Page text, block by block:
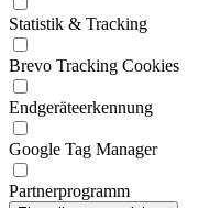
Statistik & Tracking
Brevo Tracking Cookies
Endgeräteerkennung
Google Tag Manager
Partnerprogramm